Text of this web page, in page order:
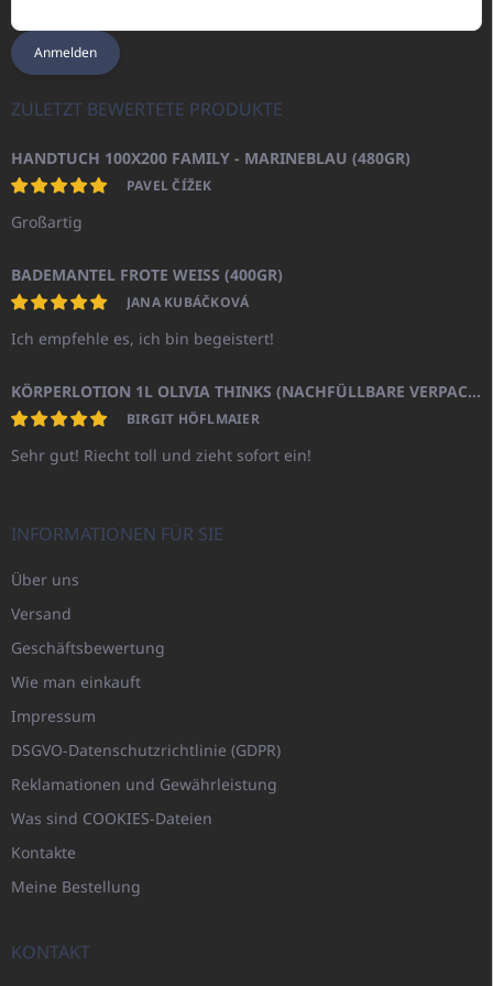
Anmelden
ZULETZT BEWERTETE PRODUKTE
HANDTUCH 100X200 FAMILY - MARINEBLAU (480GR)
PAVEL ČÍŽEK
Großartig
BADEMANTEL FROTE WEISS (400GR)
JANA KUBÁČKOVÁ
Ich empfehle es, ich bin begeistert!
KÖRPERLOTION 1L OLIVIA THINKS (NACHFÜLLBARE VERPACKUNG)
BIRGIT HÖFLMAIER
Sehr gut! Riecht toll und zieht sofort ein!
INFORMATIONEN FÜR SIE
Über uns
Versand
Geschäftsbewertung
Wie man einkauft
Impressum
DSGVO-Datenschutzrichtlinie (GDPR)
Reklamationen und Gewährleistung
Was sind COOKIES-Dateien
Kontakte
Meine Bestellung
KONTAKT